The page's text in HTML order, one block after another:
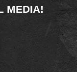
MEDIA!